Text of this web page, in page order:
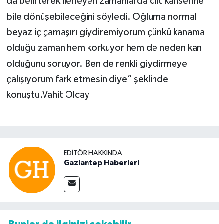
bile dönüşebileceğini söyledi. Oğluma normal
beyaz iç çamaşırı giydiremiyorum çünkü kanama
olduğu zaman hem korkuyor hem de neden kan
olduğunu soruyor. Ben de renkli giydirmeye
çalışıyorum fark etmesin diye” şeklinde
konuştu.Vahit Olcay
EDITÖR HAKKINDA
Gaziantep Haberleri